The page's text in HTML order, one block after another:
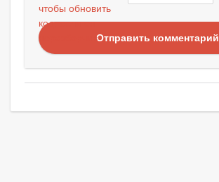
Отправить комментарий